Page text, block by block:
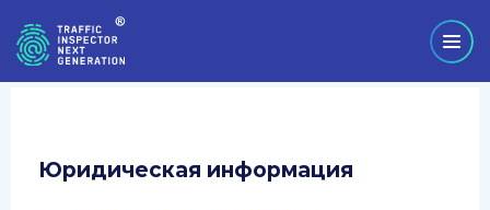
Юридическая информация